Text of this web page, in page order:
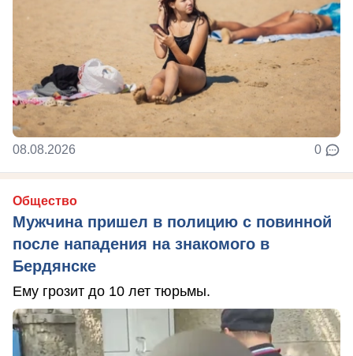
08.08.2026 0
Общество
Мужчина пришел в полицию с повинной
после нападения на знакомого в
Бердянске
Ему грозит до 10 лет тюрьмы.